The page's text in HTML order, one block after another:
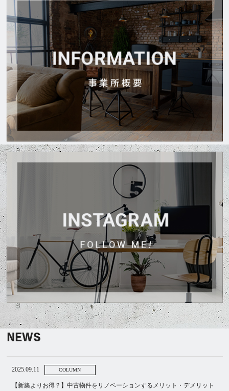
NEWS
2025.09.11 COLUMN
【新築よりお得？】中古物件をリノベーションするメリット・デメリット